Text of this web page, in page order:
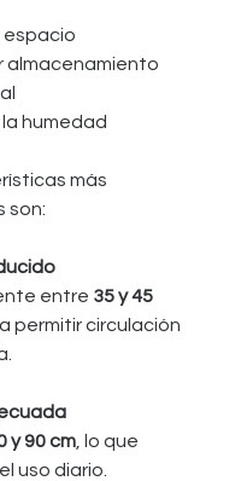
espacio
almacenamiento
humedad
más
son:
entre 35 y 45
permitir circulación
y 90 cm , lo que
uso diario.